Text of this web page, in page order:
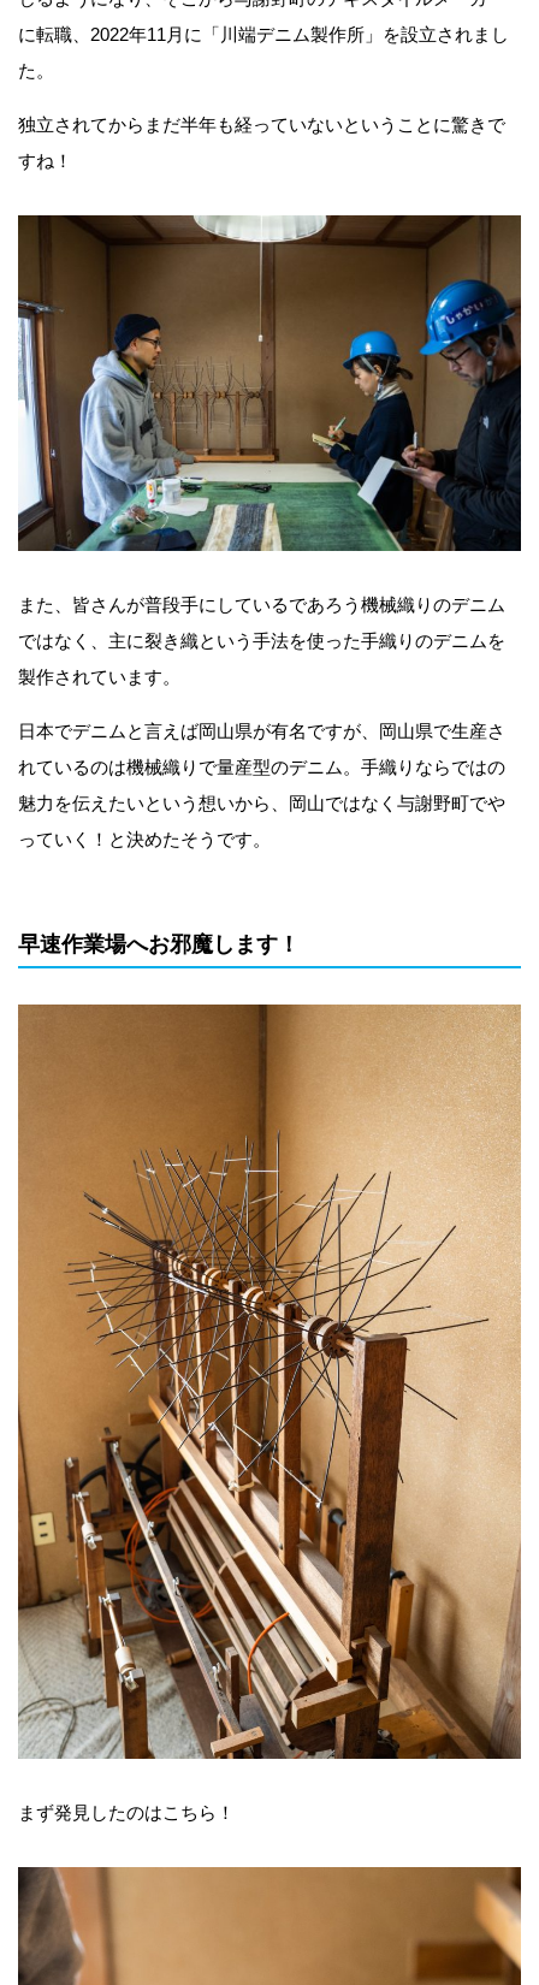
に転職、2022年11月に「川端デニム製作所」を設立されまし
た。
独立されてからまだ半年も経っていないということに驚きで
すね！
また、皆さんが普段手にしているであろう機械織りのデニム
ではなく、主に裂き織という手法を使った手織りのデニムを
製作されています。
日本でデニムと言えば岡山県が有名ですが、岡山県で生産さ
れているのは機械織りで量産型のデニム。手織りならではの
魅力を伝えたいという想いから、岡山ではなく与謝野町でや
っていく！と決めたそうです。
早速作業場へお邪魔します！
まず発見したのはこちら！